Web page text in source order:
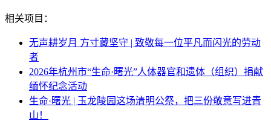
相关项目：
无声耕岁月 方寸藏坚守 | 致敬每一位平凡而闪光的劳动
者
2026年杭州市“生命·曙光”人体器官和遗体（组织）捐献
缅怀纪念活动
生命·曙光 | 玉龙陵园这场清明公祭，把三份敬意写进青
山！